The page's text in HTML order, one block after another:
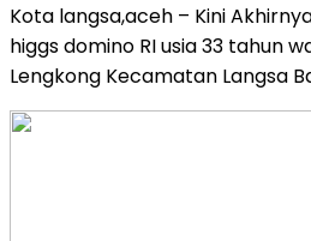
Kota langsa,aceh – Kini
higgs domino RI usia 33 tahun
Lengkong Kecamatan Langsa